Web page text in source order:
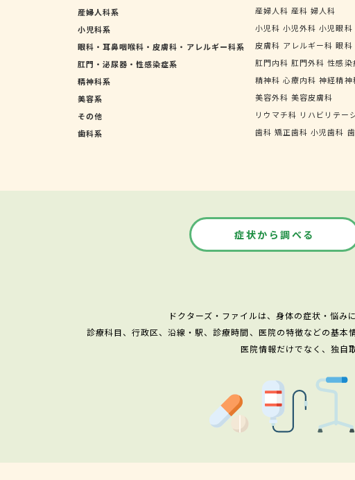
産婦人科系
産婦人科 産科 婦人科
小児科系
小児科 小児外科 小児眼科
眼科・耳鼻咽喉科・皮膚科・アレルギー科系
皮膚科 アレルギー科 眼科
肛門・泌尿器・性感染症系
肛門内科 肛門外科 性感染
精神科系
精神科 心療内科 神経精神
美容系
美容外科 美容皮膚科
その他
リウマチ科 リハビリテー
歯科系
歯科 矯正歯科 小児歯科
症状から調べる
ドクターズ・ファイルは、身体の症状・悩み
診療科目、行政区、沿線・駅、診療時間、医院の特徴などの基本
医院情報だけでなく、独自